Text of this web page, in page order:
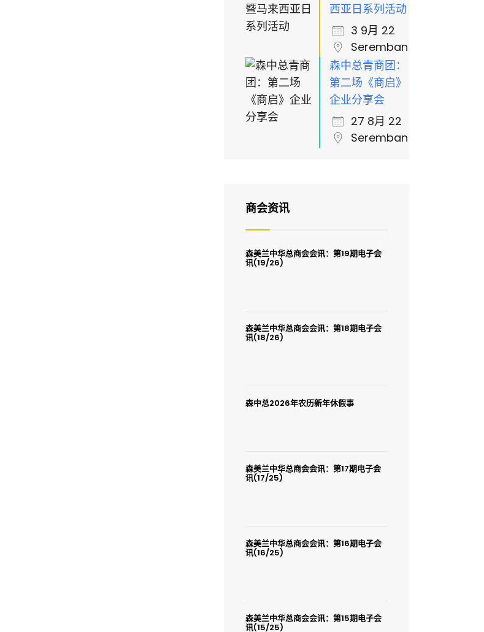
西亚日系列活动
3 9月 22
Seremban
森中总青商团：
第二场《商启》
企业分享会
27 8月 22
Seremban
商会资讯
森美兰中华总商会会讯：第19期电子会
讯(19/26)
森美兰中华总商会会讯：第18期电子会
讯(18/26)
森中总2026年农历新年休假事
森美兰中华总商会会讯：第17期电子会
讯(17/25)
森美兰中华总商会会讯：第16期电子会
讯(16/25)
森美兰中华总商会会讯：第15期电子会
讯(15/25)